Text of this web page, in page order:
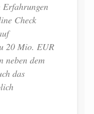
Check
20 Mio. EUR
neben dem
das